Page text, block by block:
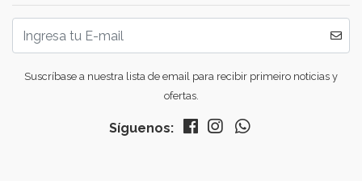
Suscríbase a nuestra lista de email para recibir primeiro noticias y
ofertas.
Síguenos: